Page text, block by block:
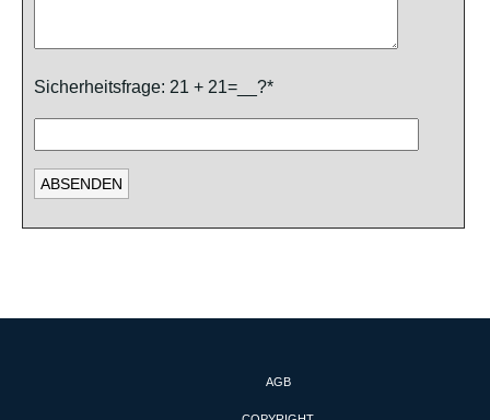
Sicherheitsfrage: 21 + 21=__?*
AGB